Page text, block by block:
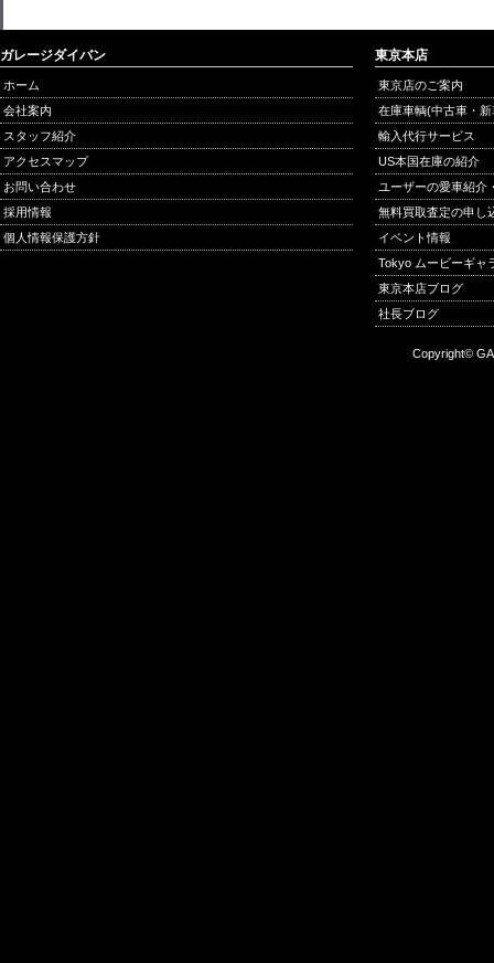
ガレージダイバン
ホーム
会社案内
スタッフ紹介
アクセスマップ
お問い合わせ
採用情報
個人情報保護方針
東京本店
東京店のご案内
在庫車輌(中古車・
輸入代行サービス
US本国在庫の紹介
ユーザーの愛車紹介
無料買取査定の申し
イベント情報
Tokyo ムービーギャ
東京本店ブログ
社長ブログ
Copyright©